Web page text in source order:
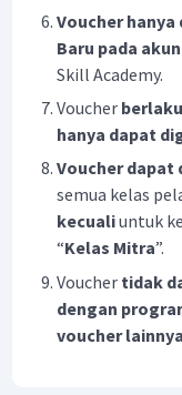
Voucher
Baru pada
Skill Academy.
Voucher
hanya dapat
Voucher dapat
semua kelas
kecualiuntuk
“Kelas Mitra”.
Voucher tidak
dengan
voucher